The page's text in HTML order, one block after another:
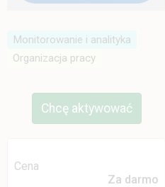
Monitorowanie i analityka
Organizacja pracy
Chcę aktywować
Cena
Za darmo